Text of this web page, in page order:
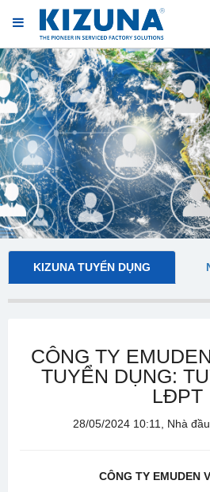
KIZUNA TUYỂN DỤNG
CÔNG TY
TUYỂN DỤNG:
LĐPT
28/05/2024 10:11, Nhà
CÔNG TY EMUDEN